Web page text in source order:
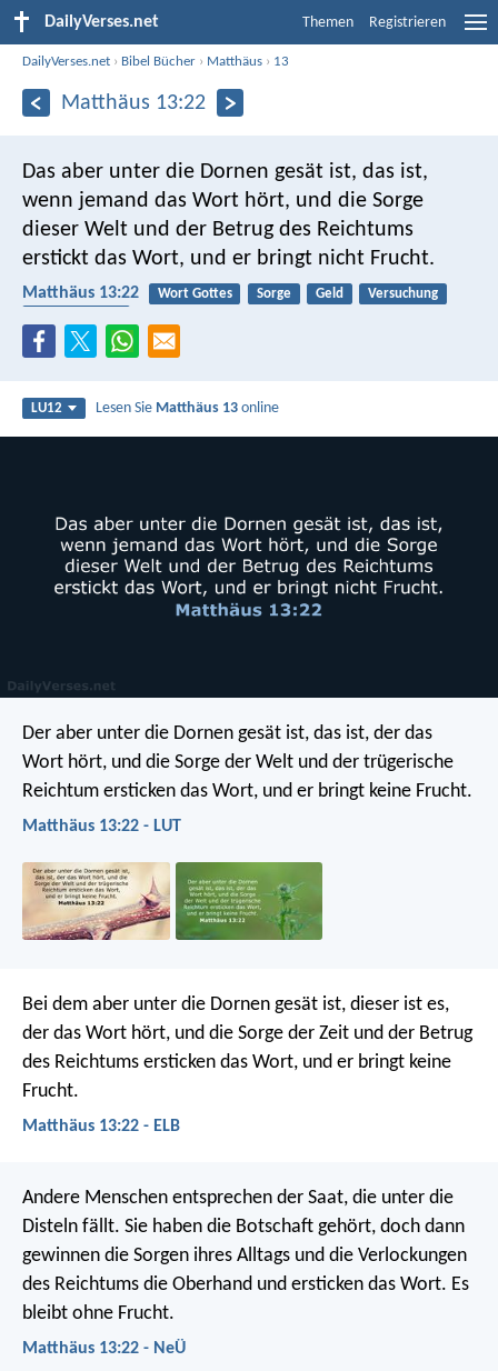
DailyVerses.net Themen Registrieren
DailyVerses.net › Bibel Bücher › Matthäus › 13
Matthäus 13:22
Das aber unter die Dornen gesät ist, das ist,
wenn jemand das Wort hört, und die Sorge
dieser Welt und der Betrug des Reichtums
erstickt das Wort, und er bringt nicht Frucht.
Matthäus 13:22 Wort Gottes Sorge Geld
Versuchung
LU12 Lesen Sie Matthäus 13 online
Der aber unter die Dornen gesät ist, das ist, der das
Wort hört, und die Sorge der Welt und der trügerische
Reichtum ersticken das Wort, und er bringt keine Frucht.
Matthäus 13:22 - LUT
Bei dem aber unter die Dornen gesät ist, dieser ist es,
der das Wort hört, und die Sorge der Zeit und der Betrug
des Reichtums ersticken das Wort, und er bringt keine
Frucht.
Matthäus 13:22 - ELB
Andere Menschen entsprechen der Saat, die unter die
Disteln fällt. Sie haben die Botschaft gehört, doch dann
gewinnen die Sorgen ihres Alltags und die Verlockungen
des Reichtums die Oberhand und ersticken das Wort. Es
bleibt ohne Frucht.
Matthäus 13:22 - NeÜ